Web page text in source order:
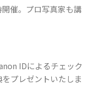
催。プロ写真家も講
IDによるチェック
プレゼントいたしま